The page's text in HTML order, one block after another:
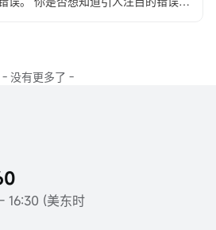
- 没有更多了 -
16:30 (美东时